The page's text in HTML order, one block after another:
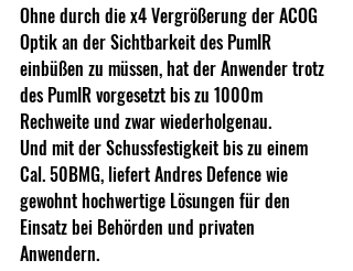
Ohne durch die x4 Vergrößerung der ACOG
Optik an der Sichtbarkeit des PumIR
einbüßen zu müssen, hat der Anwender trotz
des PumIR vorgesetzt bis zu 1000m
Rechweite und zwar wiederholgenau.
Und mit der Schussfestigkeit bis zu einem
Cal. 50BMG, liefert Andres Defence wie
gewohnt hochwertige Lösungen für den
Einsatz bei Behörden und privaten
Anwendern.